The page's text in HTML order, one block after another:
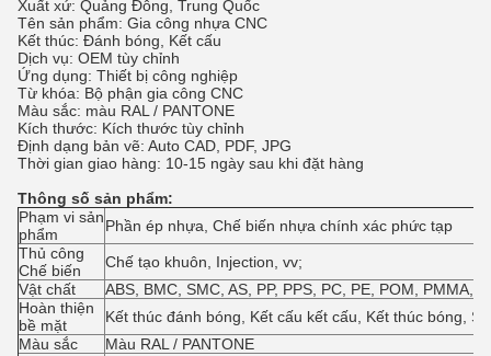
Xuất xứ: Quảng Đông, Trung Quốc
Tên sản phẩm: Gia công nhựa CNC
Kết thúc: Đánh bóng, Kết cấu
Dịch vụ: OEM tùy chỉnh
Ứng dụng: Thiết bị công nghiệp
Từ khóa: Bộ phận gia công CNC
Màu sắc: màu RAL / PANTONE
Kích thước: Kích thước tùy chỉnh
Định dạng bản vẽ: Auto CAD, PDF, JPG
Thời gian giao hàng: 10-15 ngày sau khi đặt hàng
Thông số sản phẩm:
Phạm vi sản
phẩm
Phần ép nhựa, Chế biến nhựa chính xác phức tạp
Thủ công
Chế biến
Chế tạo khuôn, Injection, vv;
Vật chất
ABS, BMC, SMC, AS, PP, PPS, PC, PE, POM, PMMA,
Hoàn thiện
bề mặt
Kết thúc đánh bóng, Kết cấu kết cấu, Kết thúc bóng,
Màu sắc
Màu RAL / PANTONE